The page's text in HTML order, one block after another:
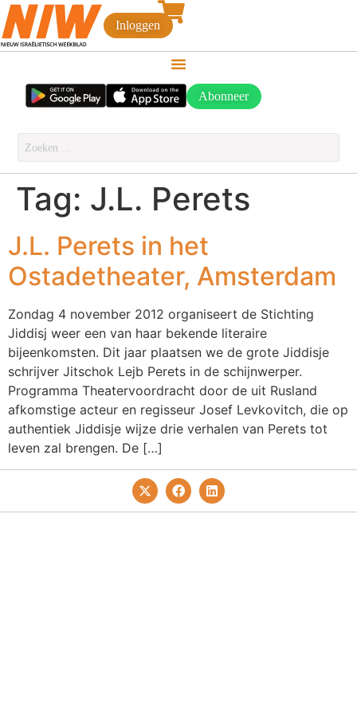
Inloggen
Abonneer
Tag: J.L. Perets
J.L. Perets in het
Ostadetheater, Amsterdam
Zondag 4 november 2012 organiseert de Stichting
Jiddisj weer een van haar bekende literaire
bijeenkomsten. Dit jaar plaatsen we de grote Jiddisje
schrijver Jitschok Lejb Perets in de schijnwerper.
Programma Theatervoordracht door de uit Rusland
afkomstige acteur en regisseur Josef Levkovitch, die op
authentiek Jiddisje wijze drie verhalen van Perets tot
leven zal brengen. De […]